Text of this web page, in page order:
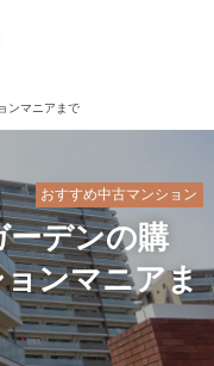
ンマニアまで
おすすめ中古マンション
デンの購
ンマニアま